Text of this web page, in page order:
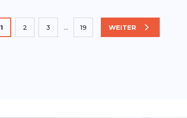
Sie lesen gerade die Seite
1
Seite
2
Seite
3 ...
Seite
19 SEITE
WEITER